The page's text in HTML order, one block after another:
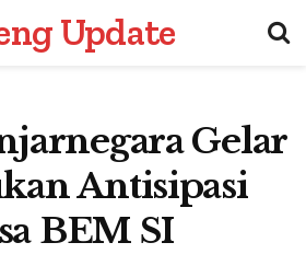
Update
Gelar
Antisipasi
BEM SI